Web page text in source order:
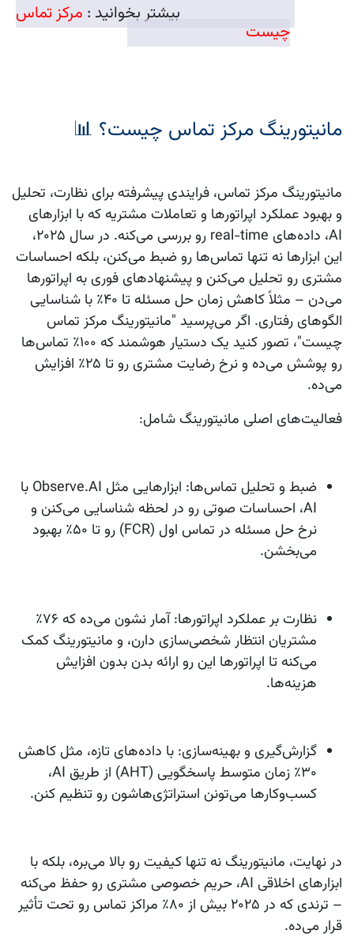
بیشتر بخوانید : مرکز تماس
چیست
مانیتورینگ مرکز تماس چیست؟ 📊
مانیتورینگ مرکز تماس، فرایندی پیشرفته برای نظارت، تحلیل
و بهبود عملکرد اپراتورها و تعاملات مشتریه که با ابزارهای
AI، داده‌های real-time رو بررسی می‌کنه. در سال ۲۰۲۵،
این ابزارها نه تنها تماس‌ها رو ضبط می‌کنن، بلکه احساسات
مشتری رو تحلیل می‌کنن و پیشنهادهای فوری به اپراتورها
می‌دن – مثلاً کاهش زمان حل مسئله تا ۴۰٪ با شناسایی
الگوهای رفتاری. اگر می‌پرسید "مانیتورینگ مرکز تماس
چیست"، تصور کنید یک دستیار هوشمند که ۱۰۰٪ تماس‌ها
رو پوشش می‌ده و نرخ رضایت مشتری رو تا ۲۵٪ افزایش
می‌ده.
فعالیت‌های اصلی مانیتورینگ شامل:
ضبط و تحلیل تماس‌ها:
ابزارهایی مثل Observe.AI با
AI، احساسات صوتی رو در لحظه شناسایی می‌کنن و
نرخ حل مسئله در تماس اول (FCR) رو تا ۵۰٪ بهبود
می‌بخشن.
نظارت بر عملکرد اپراتورها:
آمار نشون می‌ده که ۷۶٪
مشتریان انتظار شخصی‌سازی دارن، و مانیتورینگ کمک
می‌کنه تا اپراتورها این رو ارائه بدن بدون افزایش
هزینه‌ها.
گزارش‌گیری و بهینه‌سازی: با داده‌های تازه، مثل کاهش
۳۰٪ زمان متوسط پاسخگویی (AHT) از طریق AI،
کسب‌وکارها می‌تونن استراتژی‌هاشون رو تنظیم کنن.
در نهایت، مانیتورینگ نه تنها کیفیت رو بالا می‌بره، بلکه با
ابزارهای اخلاقی AI، حریم خصوصی مشتری رو حفظ می‌کنه
– ترندی که در ۲۰۲۵ بیش از ۸۰٪ مراکز تماس رو تحت تأثیر
قرار می‌ده.